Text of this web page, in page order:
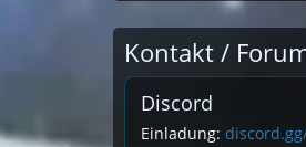
Kontakt /
Discord
Einladung: